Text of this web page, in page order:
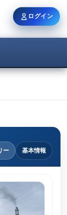
ー 基本情報
ログイン